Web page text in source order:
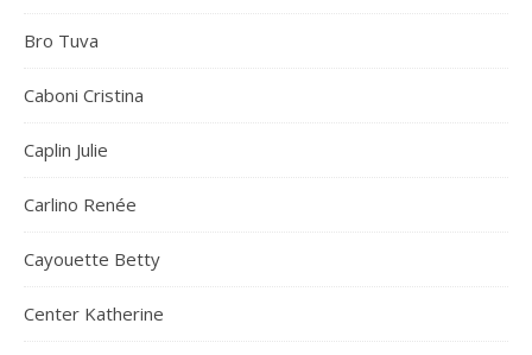
Bro Tuva
Caboni Cristina
Caplin Julie
Carlino Renée
Cayouette Betty
Center Katherine